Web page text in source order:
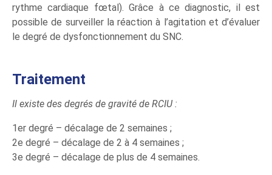
rythme cardiaque fœtal). Grâce à ce diagnostic, il est
possible de surveiller la réaction à l’agitation et d’évaluer
le degré de dysfonctionnement du SNC.
Traitement
Il existe des degrés de gravité de RCIU :
1er degré – décalage de 2 semaines ;
2e degré – décalage de 2 à 4 semaines ;
3e degré – décalage de plus de 4 semaines.